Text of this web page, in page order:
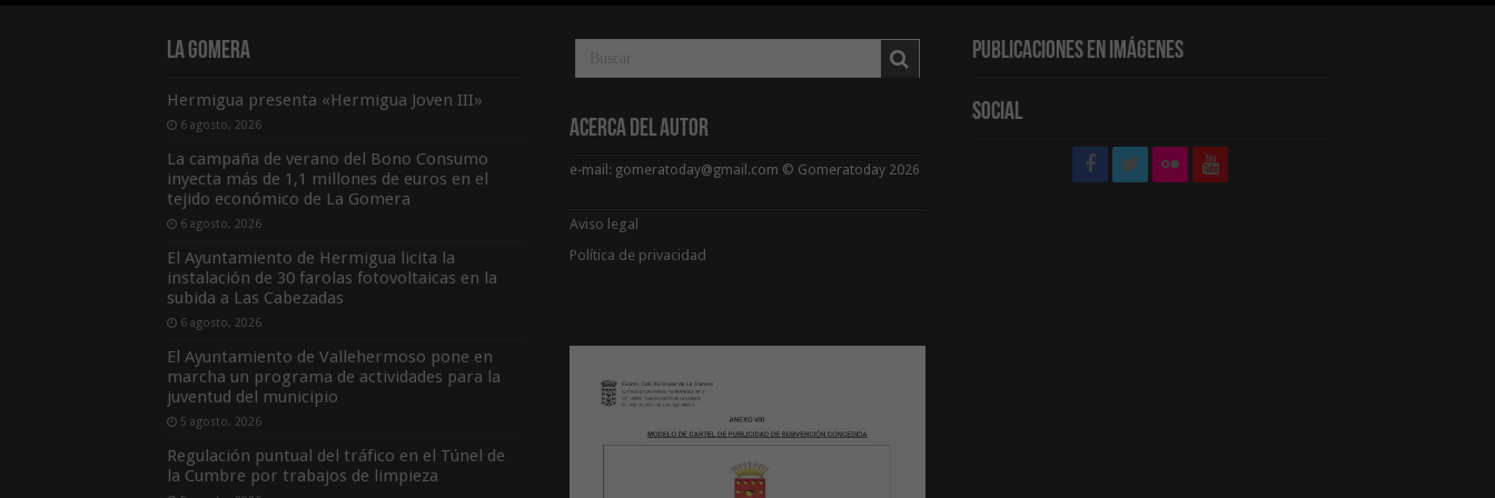
La Gomera
Hermigua presenta «Hermigua Joven III»
6 agosto, 2026
La campaña de verano del Bono Consumo
inyecta más de 1,1 millones de euros en el
tejido económico de La Gomera
6 agosto, 2026
El Ayuntamiento de Hermigua licita la
instalación de 30 farolas fotovoltaicas en la
subida a Las Cabezadas
6 agosto, 2026
El Ayuntamiento de Vallehermoso pone en
marcha un programa de actividades para la
juventud del municipio
5 agosto, 2026
Regulación puntual del tráfico en el Túnel de
la Cumbre por trabajos de limpieza
Acerca del Autor
e-mail: gomeratoday@gmail.com © Gomeratoday 2026
Aviso legal
Política de privacidad
Publicaciones en Imágenes
Social